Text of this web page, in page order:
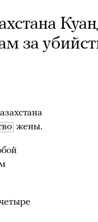
за
жены.